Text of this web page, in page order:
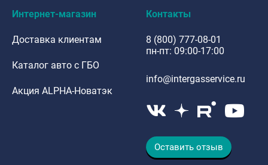
Интернет-магазин
Доставка клиентам
Каталог авто с ГБО
Акция ALPHA-Новатэк
Контакты
8 (800) 777-08-01
пн-пт: 09:00-17:00
info@intergasservice.ru
Оставить отзыв